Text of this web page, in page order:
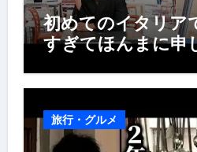
初めてのイタリア
すぎてほんまに申
旅行・グルメ